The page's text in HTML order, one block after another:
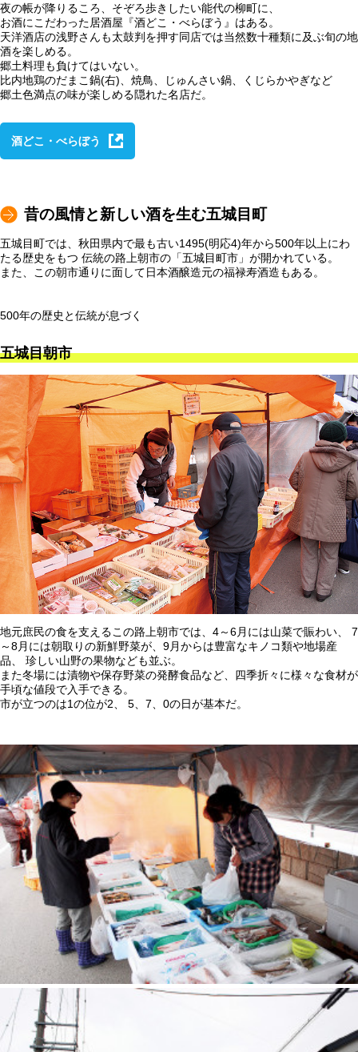
夜の帳が降りるころ、そぞろ歩きしたい能代の柳町に、
お酒にこだわった居酒屋『酒どこ・べらぼう』はある。
天洋酒店の浅野さんも太鼓判を押す同店では当然数十種類に及ぶ旬の地
酒を楽しめる。
郷土料理も負けてはいない。
比内地鶏のだまこ鍋(右)、焼鳥、じゅんさい鍋、くじらかやぎなど
郷土色満点の味が楽しめる隠れた名店だ。
酒どこ・べらぼう
昔の風情と新しい酒を生む五城目町
五城目町では、秋田県内で最も古い1495(明応4)年から500年以上にわ
たる歴史をもつ 伝統の路上朝市の「五城目町市」が開かれている。
また、この朝市通りに面して日本酒醸造元の福禄寿酒造もある。
500年の歴史と伝統が息づく
五城目朝市
地元庶民の食を支えるこの路上朝市では、4～6月には山菜で賑わい、 7
～8月には朝取りの新鮮野菜が、9月からは豊富なキノコ類や地場産
品、 珍しい山野の果物なども並ぶ。
また冬場には漬物や保存野菜の発酵食品など、四季折々に様々な食材が
手頃な値段で入手できる。
市が立つのは1の位が2、 5、7、0の日が基本だ。